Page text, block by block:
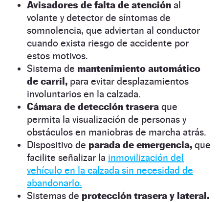
Avisadores de falta de atención al
volante y detector de síntomas de
somnolencia, que adviertan al conductor
cuando exista riesgo de accidente por
estos motivos.
Sistema de mantenimiento automático
de carril, para evitar desplazamientos
involuntarios en la calzada.
Cámara de detección trasera que
permita la visualización de personas y
obstáculos en maniobras de marcha atrás.
Dispositivo de parada de emergencia, que
facilite señalizar la inmovilización del
vehículo en la calzada sin necesidad de
abandonarlo.
Sistemas de protección trasera y lateral.